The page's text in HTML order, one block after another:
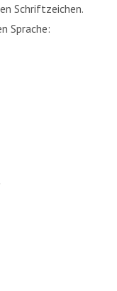
Schriftzeichen.
Sprache: